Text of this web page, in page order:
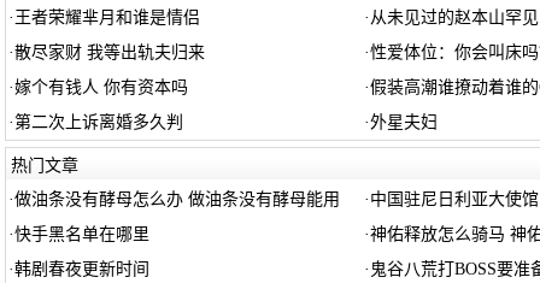
· 王者荣耀芈月和谁是情侣 · 从未见过的赵本山罕
·散尽家财 我等出轨夫归来 ·性爱体位：你会叫床
·嫁个有钱人 你有资本吗 ·假装高潮谁撩动着谁
·第二次上诉离婚多久判 ·外星夫妇
热门文章
·做油条没有酵母怎么办 做油条没有酵母能用 · 中国驻尼日利亚大使
·快手黑名单在哪里 ·神佑释放怎么骑马 神
·韩剧春夜更新时间 · 鬼谷八荒打BOSS要准